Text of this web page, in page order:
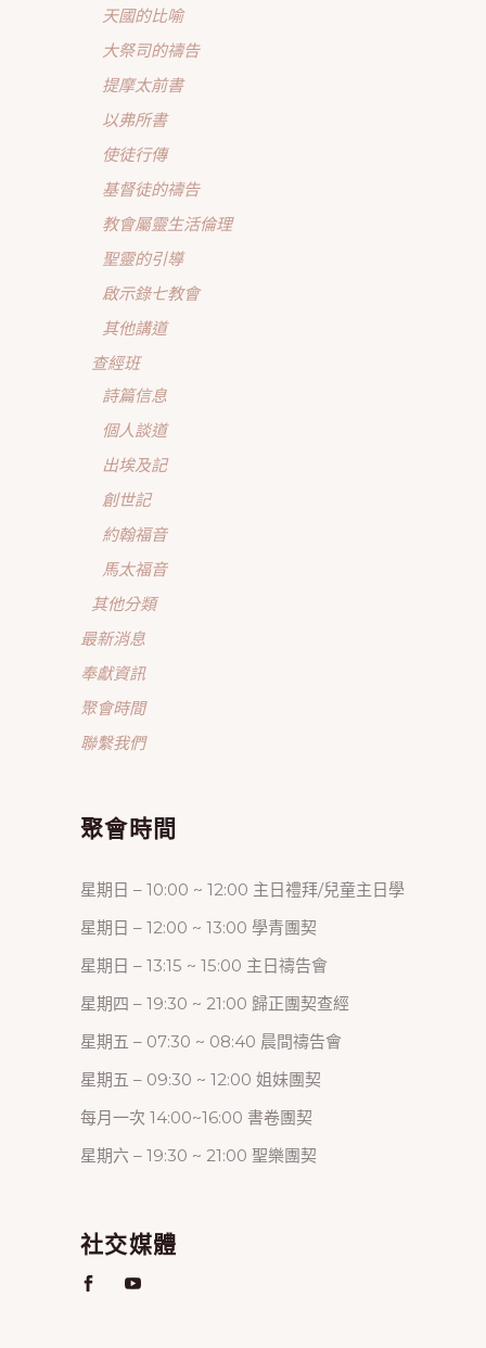
天國的比喻
大祭司的禱告
提摩太前書
以弗所書
使徒行傳
基督徒的禱告
教會屬靈生活倫理
聖靈的引導
啟示錄七教會
其他講道
查經班
詩篇信息
個人談道
出埃及記
創世記
約翰福音
馬太福音
其他分類
最新消息
奉獻資訊
聚會時間
聯繫我們
聚會時間
星期日 – 10:00 ~ 12:00 主日禮拜/兒童主日學
星期日 – 12:00 ~ 13:00 學青團契
星期日 – 13:15 ~ 15:00 主日禱告會
星期四 – 19:30 ~ 21:00 歸正團契查經
星期五 – 07:30 ~ 08:40 晨間禱告會
星期五 – 09:30 ~ 12:00 姐妹團契
每月一次 14:00~16:00 書卷團契
星期六 – 19:30 ~ 21:00 聖樂團契
社交媒體